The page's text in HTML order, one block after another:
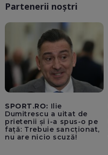
Partenerii noștri
SPORT.RO: Ilie
Dumitrescu a uitat de
prietenii și i-a spus-o pe
față: Trebuie sancționat,
nu are nicio scuză!